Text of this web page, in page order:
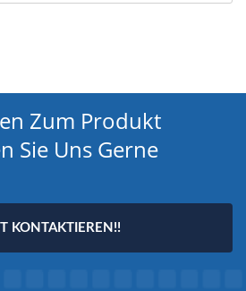
Zum Produkt
Sie Uns Gerne
KONTAKTIEREN!!